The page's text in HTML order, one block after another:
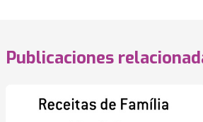
Publicaciones